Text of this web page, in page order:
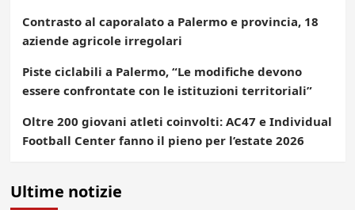
Contrasto al caporalato a Palermo e provincia, 18
aziende agricole irregolari
Piste ciclabili a Palermo, “Le modifiche devono
essere confrontate con le istituzioni territoriali”
Oltre 200 giovani atleti coinvolti: AC47 e Individual
Football Center fanno il pieno per l’estate 2026
Ultime notizie